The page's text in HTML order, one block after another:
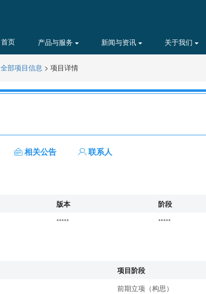
首页 产品与服务 新闻与资讯 关于我们
全部项目信息 > 项目详情
相关公告 联系人
版本
阶段
***** *****
项目阶段
前期立项（构思）